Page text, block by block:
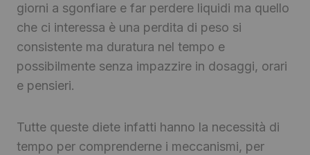
giorni a sgonfiare e far perdere liquidi ma quello
che ci interessa è una perdita di peso si
consistente ma duratura nel tempo e
possibilmente senza impazzire in dosaggi, orari
e pensieri.
Tutte queste diete infatti hanno la necessità di
tempo per comprenderne i meccanismi, per